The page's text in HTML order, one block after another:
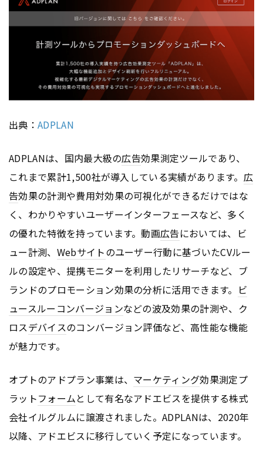
出典： ADPLAN
ADPLANは、国内最大級の広告効果測定ツールであり、
これまで累計1,500社が導入している実績があります。 広
告効果の計測や費用対効果の可視化ができるだけではな
く、わかりやすいユーザーインターフェースなど、多く
の優れた特徴を持っています。動画広告においては、ビ
ュー計測、 Webサイトのユーザー行動に基づいたCVルー
ルの設定や、提携モニターを利用したリサーチなど、ブ
ランドのプロモーション効果の分析に活用できます。 ビ
ュースルーコンバージョンなどの波及効果の計測や、ク
ロスデバイスのコンバージョン評価など、高性能な機能
が魅力です。
オプトのアドプラン事業は、 マーケティング効果測定プ
ラットフォームとして有名なアドエビスを提供する株式
会社イルグルムに譲渡されました。ADPLANは、2020年
以降、アドエビスに移行していく予定になっています。